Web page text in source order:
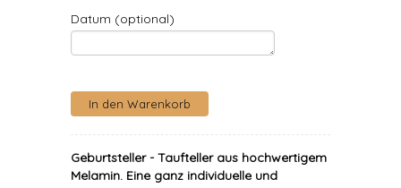
Datum (optional)
Geburtsteller - Taufteller aus hochwertigem
Melamin. Eine ganz individuelle und